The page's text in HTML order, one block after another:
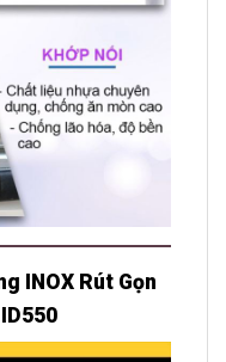
INOX Rút Gọn